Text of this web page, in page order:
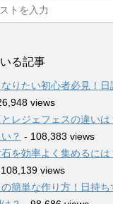
る記事
りたい初心者必見！日
views
レジェフェスの違いは
？ - 108,383 views
を効率よく集めるには
views
簡単な作り方！日持ち